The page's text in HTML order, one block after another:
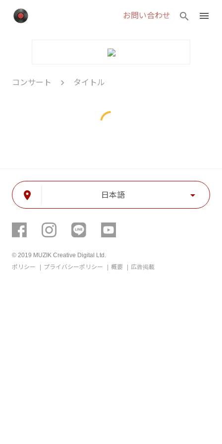
お問い合わせ search menu
コンサート chevron_right タイトル
place 日本語 arrow_drop_down
© 2019 MUZIK Creative Digital Ltd.
ポリシー
プライバシーポリシー 概要 広告掲載